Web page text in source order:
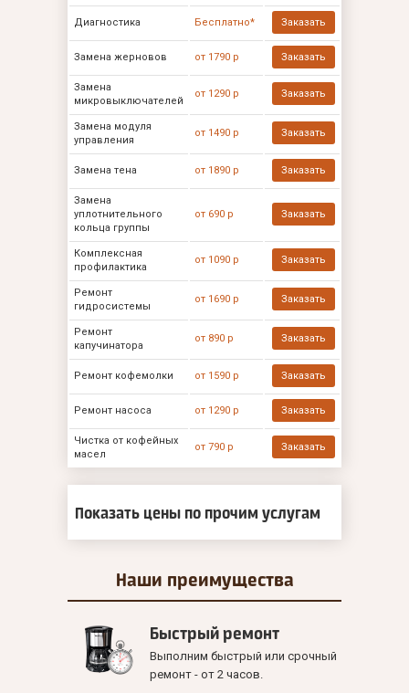
Диагностика Бесплатно* Заказать
Замена жерновов от 1790 р Заказать
Замена
микровыключателей
от 1290 р Заказать
Замена модуля
управления
от 1490 р Заказать
Замена тена от 1890 р Заказать
Замена
уплотнительного
кольца группы
от 690 р Заказать
Комплексная
профилактика
от 1090 р Заказать
Ремонт
гидросистемы
от 1690 р Заказать
Ремонт
капучинатора
от 890 р Заказать
Ремонт кофемолки от 1590 р Заказать
Ремонт насоса от 1290 р Заказать
Чистка от кофейных
масел
от 790 р Заказать
Показать цены по прочим услугам
Наши преимущества
Быстрый ремонт
Выполним быстрый или срочный
ремонт - от 2 часов.